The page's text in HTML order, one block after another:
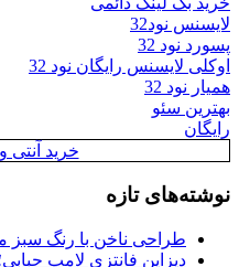
لایسنس نود32
پسورد نود 32
اوکلی لایسنس رایگان نود 32
همیار نود 32
بهترین سئو
رایگان
خرید آنتی
نوشته‌های تازه
طراحی ناخن با رنگ سبز
دیزاین فانتزی لامپ